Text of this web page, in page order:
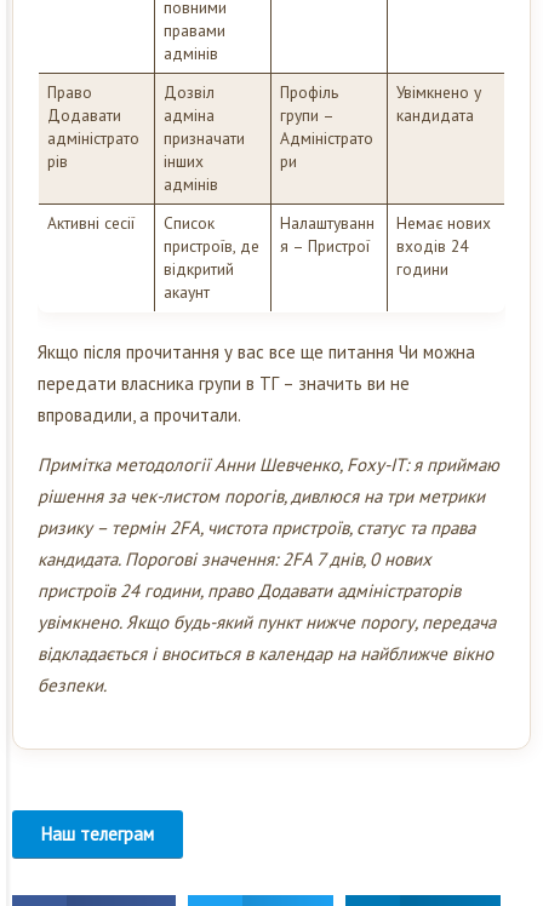
повними
правами
адмінів
Право
Додавати
адміністрато
рів
Дозвіл
адміна
призначати
інших
адмінів
Профіль
групи –
Адміністрато
ри
Увімкнено у
кандидата
Активні сесії
Список
пристроїв, де
відкритий
акаунт
Налаштуванн
я – Пристрої
Немає нових
входів 24
години
Якщо після прочитання у вас все ще питання Чи можна
передати власника групи в ТГ – значить ви не
впровадили, а прочитали.
Примітка методології Анни Шевченко, Foxy-IT: я приймаю
рішення за чек-листом порогів, дивлюся на три метрики
ризику – термін 2FA, чистота пристроїв, статус та права
кандидата. Порогові значення: 2FA 7 днів, 0 нових
пристроїв 24 години, право Додавати адміністраторів
увімкнено. Якщо будь-який пункт нижче порогу, передача
відкладається і вноситься в календар на найближче вікно
безпеки.
Наш телеграм